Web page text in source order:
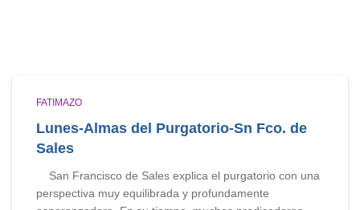
FATIMAZO
Lunes-Almas del Purgatorio-Sn Fco. de
Sales
San Francisco de Sales explica el purgatorio con una
perspectiva muy equilibrada y profundamente